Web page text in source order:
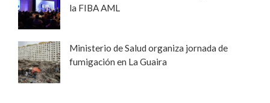
la FIBA AML
Ministerio de Salud organiza jornada de
fumigación en La Guaira